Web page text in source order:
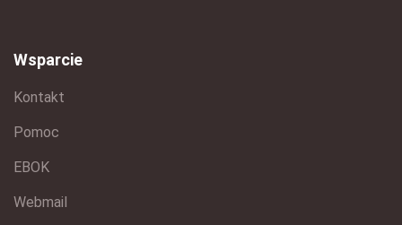
Wsparcie
Kontakt
Pomoc
EBOK
Webmail